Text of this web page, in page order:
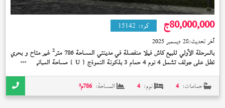
80,000,000ج كود: 15142
آخر تحديث:28 ديسمبر 2025
بالمرحلة الأولي للبيع كاش فيلا منفصلة في مدينتي المساحة 786 متر 2غير متاح و بحري
تطل على جولف تشمل 4 نوم 4 حمام 3 بلكونة النموذج ( U ) مساحة المباني 454 متر 2
2
حمامات: 4 نوم: 4 المساحة: 786م²